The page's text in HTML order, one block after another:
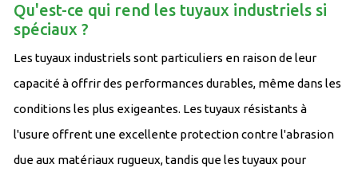
Qu'est-ce qui rend les tuyaux industriels si
spéciaux ?
Les tuyaux industriels sont particuliers en raison de leur
capacité à offrir des performances durables, même dans les
conditions les plus exigeantes. Les tuyaux résistants à
l'usure offrent une excellente protection contre l'abrasion
due aux matériaux rugueux, tandis que les tuyaux pour